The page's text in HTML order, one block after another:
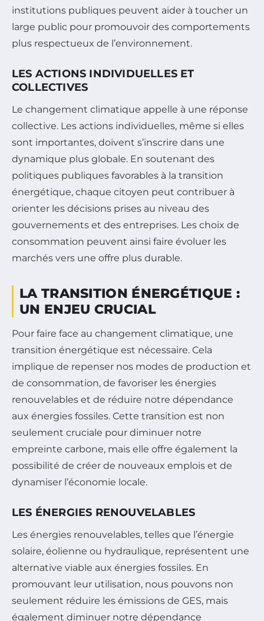
institutions publiques peuvent aider à toucher un
large public pour promouvoir des comportements
plus respectueux de l’environnement.
LES ACTIONS INDIVIDUELLES ET
COLLECTIVES
Le changement climatique appelle à une réponse
collective. Les actions individuelles, même si elles
sont importantes, doivent s’inscrire dans une
dynamique plus globale. En soutenant des
politiques publiques favorables à la transition
énergétique, chaque citoyen peut contribuer à
orienter les décisions prises au niveau des
gouvernements et des entreprises. Les choix de
consommation peuvent ainsi faire évoluer les
marchés vers une offre plus durable.
LA TRANSITION ÉNERGÉTIQUE :
UN ENJEU CRUCIAL
Pour faire face au changement climatique, une
transition énergétique est nécessaire. Cela
implique de repenser nos modes de production et
de consommation, de favoriser les énergies
renouvelables et de réduire notre dépendance
aux énergies fossiles. Cette transition est non
seulement cruciale pour diminuer notre
empreinte carbone, mais elle offre également la
possibilité de créer de nouveaux emplois et de
dynamiser l’économie locale.
LES ÉNERGIES RENOUVELABLES
Les énergies renouvelables, telles que l’énergie
solaire, éolienne ou hydraulique, représentent une
alternative viable aux énergies fossiles. En
promouvant leur utilisation, nous pouvons non
seulement réduire les émissions de GES, mais
également diminuer notre dépendance